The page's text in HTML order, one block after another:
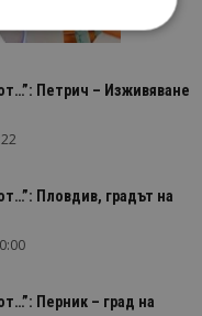
Петрич – Изживяване
Пловдив, градът на
Перник – град на
като
използва
бисквитки.
7 дни